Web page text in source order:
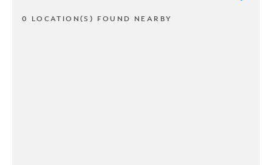
0 LOCATION(S) FOUND NEARBY